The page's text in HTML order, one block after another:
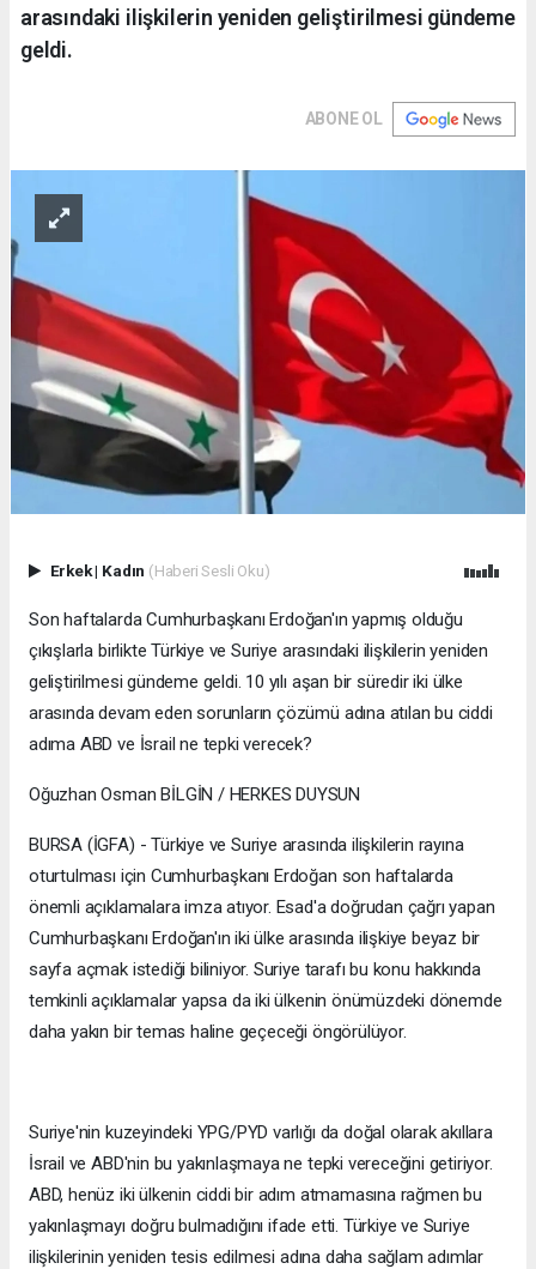
arasındaki ilişkilerin yeniden geliştirilmesi gündeme
geldi.
ABONE OL
Erkek| Kadın (Haberi Sesli Oku)
Son haftalarda Cumhurbaşkanı Erdoğan'ın yapmış olduğu
çıkışlarla birlikte Türkiye ve Suriye arasındaki ilişkilerin yeniden
geliştirilmesi gündeme geldi. 10 yılı aşan bir süredir iki ülke
arasında devam eden sorunların çözümü adına atılan bu ciddi
adıma ABD ve İsrail ne tepki verecek?
Oğuzhan Osman BİLGİN / HERKES DUYSUN
BURSA (İGFA) - Türkiye ve Suriye arasında ilişkilerin rayına
oturtulması için Cumhurbaşkanı Erdoğan son haftalarda
önemli açıklamalara imza atıyor. Esad'a doğrudan çağrı yapan
Cumhurbaşkanı Erdoğan'ın iki ülke arasında ilişkiye beyaz bir
sayfa açmak istediği biliniyor. Suriye tarafı bu konu hakkında
temkinli açıklamalar yapsa da iki ülkenin önümüzdeki dönemde
daha yakın bir temas haline geçeceği öngörülüyor.
Suriye'nin kuzeyindeki YPG/PYD varlığı da doğal olarak akıllara
İsrail ve ABD'nin bu yakınlaşmaya ne tepki vereceğini getiriyor.
ABD, henüz iki ülkenin ciddi bir adım atmamasına rağmen bu
yakınlaşmayı doğru bulmadığını ifade etti. Türkiye ve Suriye
ilişkilerinin yeniden tesis edilmesi adına daha sağlam adımlar